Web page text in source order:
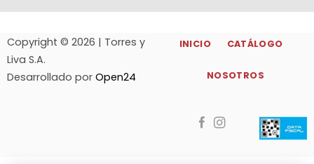
Copyright © 2026 | Torres y
Liva S.A.
Desarrollado por Open24
INICIO CATÁLOGO
NOSOTROS